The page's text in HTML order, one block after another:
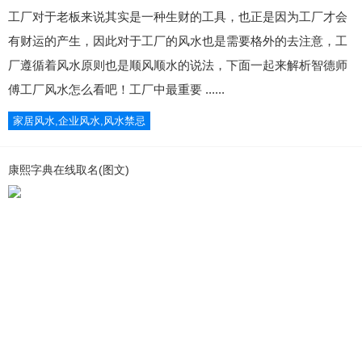
工厂对于老板来说其实是一种生财的工具，也正是因为工厂才会
有财运的产生，因此对于工厂的风水也是需要格外的去注意，工
厂遵循着风水原则也是顺风顺水的说法，下面一起来解析智德师
傅工厂风水怎么看吧！工厂中最重要 ......
家居风水,企业风水,风水禁忌
康熙字典在线取名(图文)